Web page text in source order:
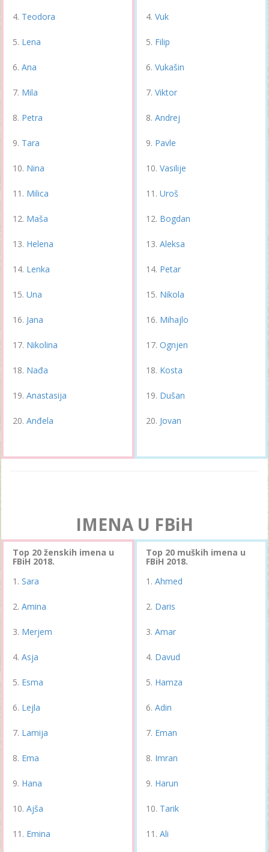
Teodora
Lena
Ana
Mila
Petra
Tara
Nina
Milica
Maša
Helena
Lenka
Una
Jana
Nikolina
Nađa
Anastasija
Anđela
Vuk
Filip
Vukašin
Viktor
Andrej
Pavle
Vasilije
Uroš
Bogdan
Aleksa
Petar
Nikola
Mihajlo
Ognjen
Kosta
Dušan
Jovan
IMENA U FBiH
Top 20 ženskih imena u
FBiH 2018.
Sara
Amina
Merjem
Asja
Esma
Lejla
Lamija
Ema
Hana
Ajša
Emina
Top 20 muških imena u
FBiH 2018.
Ahmed
Daris
Amar
Davud
Hamza
Adin
Eman
Imran
Harun
Tarik
Ali